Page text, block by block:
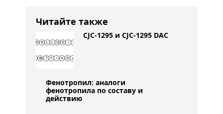
Читайте также
CJC-1295 и CJC-1295 DAC
Фенотропил: аналоги
фенотропила по составу и
действию